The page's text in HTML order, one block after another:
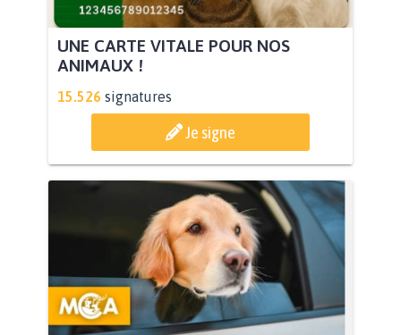
UNE CARTE VITALE POUR NOS
ANIMAUX !
15.526 signatures
Je signe